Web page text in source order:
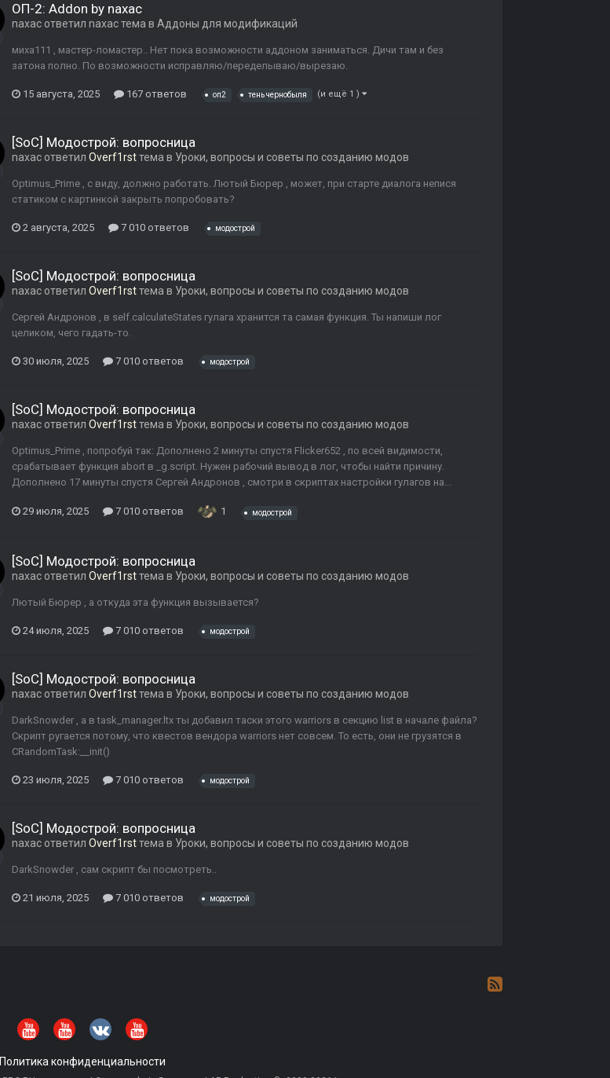
ОП-2: Addon by naxac
naxac ответил naxacтема в Аддоны для модификаций
миха111 , мастер-ломастер.. Нет пока возможности аддоном заниматься. Дичи там и без
затона полно. По возможности исправляю/переделываю/вырезаю.
15 августа, 2025 167 ответов оп2 тень чернобыля (и ещё 1 )
[SoC] Модострой: вопросница
naxac ответил Overf1rstтема в Уроки, вопросы и советы по созданию модов
Optimus_Prime , с виду, должно работать. Лютый Бюрер , может, при старте диалога непися
статиком с картинкой закрыть попробовать?
2 августа, 2025 7 010 ответов модострой
[SoC] Модострой: вопросница
naxac ответил Overf1rstтема в Уроки, вопросы и советы по созданию модов
Сергей Андронов , в self.calculateStates гулага хранится та самая функция. Ты напиши лог
целиком, чего гадать-то.
30 июля, 2025 7 010 ответов модострой
[SoC] Модострой: вопросница
naxac ответил Overf1rstтема в Уроки, вопросы и советы по созданию модов
Optimus_Prime , попробуй так: Дополнено 2 минуты спустя Flicker652 , по всей видимости,
срабатывает функция abort в _g.script. Нужен рабочий вывод в лог, чтобы найти причину.
Дополнено 17 минуты спустя Сергей Андронов , смотри в скриптах настройки гулагов на...
29 июля, 2025 7 010 ответов 1 модострой
[SoC] Модострой: вопросница
naxac ответил Overf1rstтема в Уроки, вопросы и советы по созданию модов
Лютый Бюрер , а откуда эта функция вызывается?
24 июля, 2025 7 010 ответов модострой
[SoC] Модострой: вопросница
naxac ответил Overf1rstтема в Уроки, вопросы и советы по созданию модов
DarkSnowder , а в task_manager.ltx ты добавил таски этого warriors в секцию list в начале файла?
Скрипт ругается потому, что квестов вендора warriors нет совсем. То есть, они не грузятся в
CRandomTask:__init()
23 июля, 2025 7 010 ответов модострой
[SoC] Модострой: вопросница
naxac ответил Overf1rstтема в Уроки, вопросы и советы по созданию модов
DarkSnowder , сам скрипт бы посмотреть..
21 июля, 2025 7 010 ответов модострой
Политика конфиденциальности